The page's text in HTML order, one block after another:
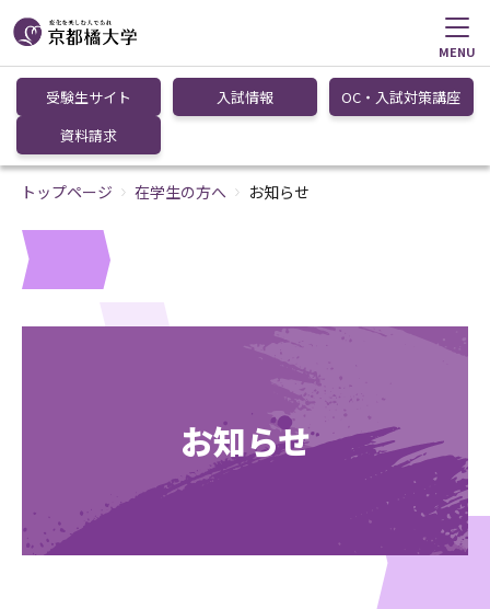
MENU
受験生サイト 入試情報
OC・入試対策講座
資料請求
トップページ 在学生の方へ お知らせ
お知らせ